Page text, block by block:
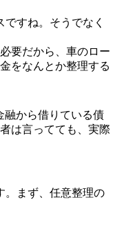
すね。そうでなく
要だから、車のロー
をなんとか整理する
融から借りている債
は言ってても、実際
。まず、任意整理の